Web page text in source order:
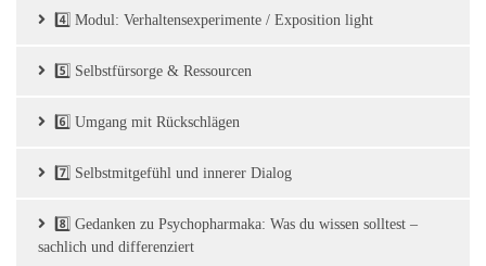
4️⃣ Modul: Verhaltensexperimente / Exposition light
5️⃣ Selbstfürsorge & Ressourcen
6️⃣ Umgang mit Rückschlägen
7️⃣ Selbstmitgefühl und innerer Dialog
8️⃣ Gedanken zu Psychopharmaka: Was du wissen solltest –
sachlich und differenziert